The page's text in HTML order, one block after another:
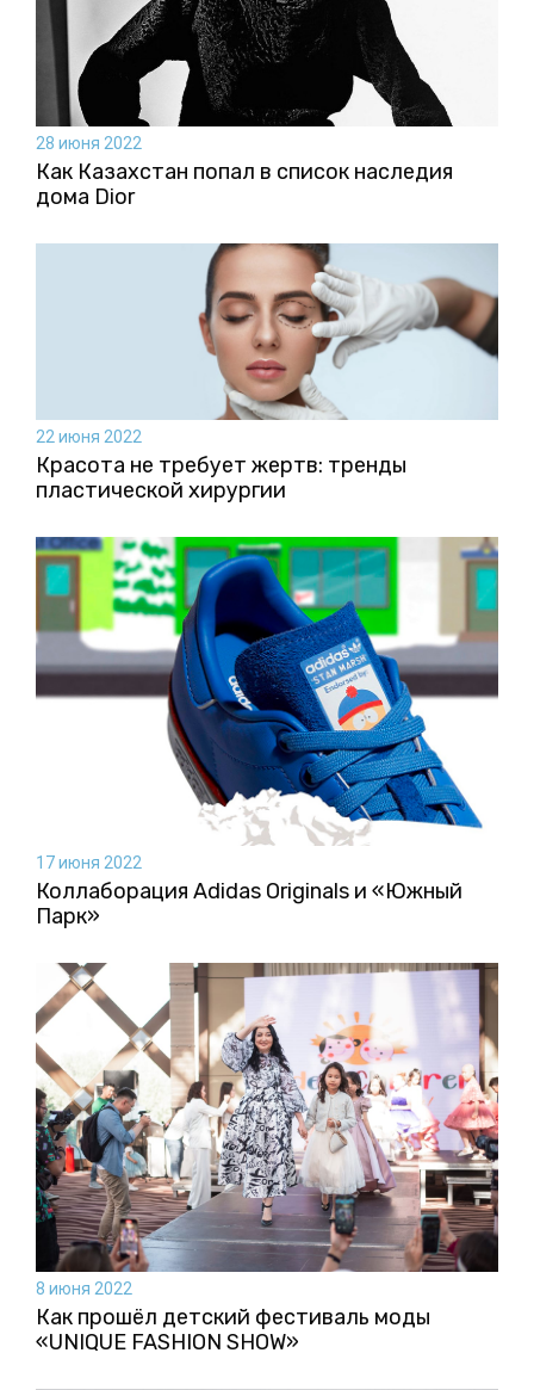
28 июня 2022
Как Казахстан попал в список наследия
дома Dior
22 июня 2022
Красота не требует жертв: тренды
пластической хирургии
17 июня 2022
Коллаборация Аdidas Originals и «Южный
Парк»
8 июня 2022
Как прошёл детский фестиваль моды
«UNIQUE FASHION SHOW»